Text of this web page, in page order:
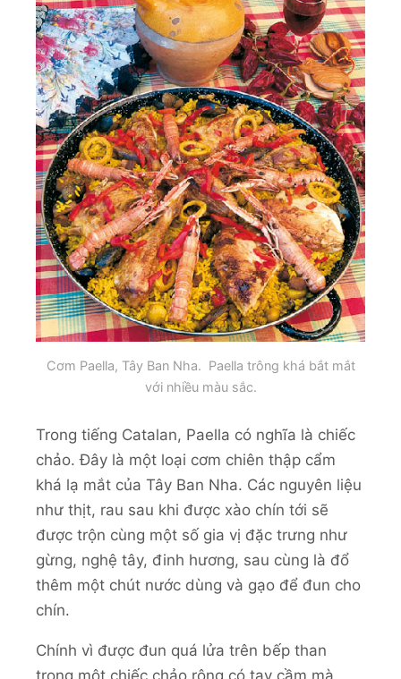
Cơm Paella, Tây Ban Nha. Paella trông khá bắt mắt
với nhiều màu sắc.
Trong tiếng Catalan, Paella có nghĩa là chiếc
chảo. Đây là một loại cơm chiên thập cẩm
khá lạ mắt của Tây Ban Nha. Các nguyên liệu
như thịt, rau sau khi được xào chín tới sẽ
được trộn cùng một số gia vị đặc trưng như
gừng, nghệ tây, đinh hương, sau cùng là đổ
thêm một chút nước dùng và gạo để đun cho
chín.
Chính vì được đun quá lửa trên bếp than
trong một chiếc chảo rộng có tay cầm mà